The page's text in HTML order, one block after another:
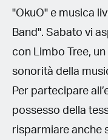
"OkuO" e musica
Band". Sabato vi
con Limbo Tree,
sonorità della
Per partecipare
possesso della
risparmiare anche